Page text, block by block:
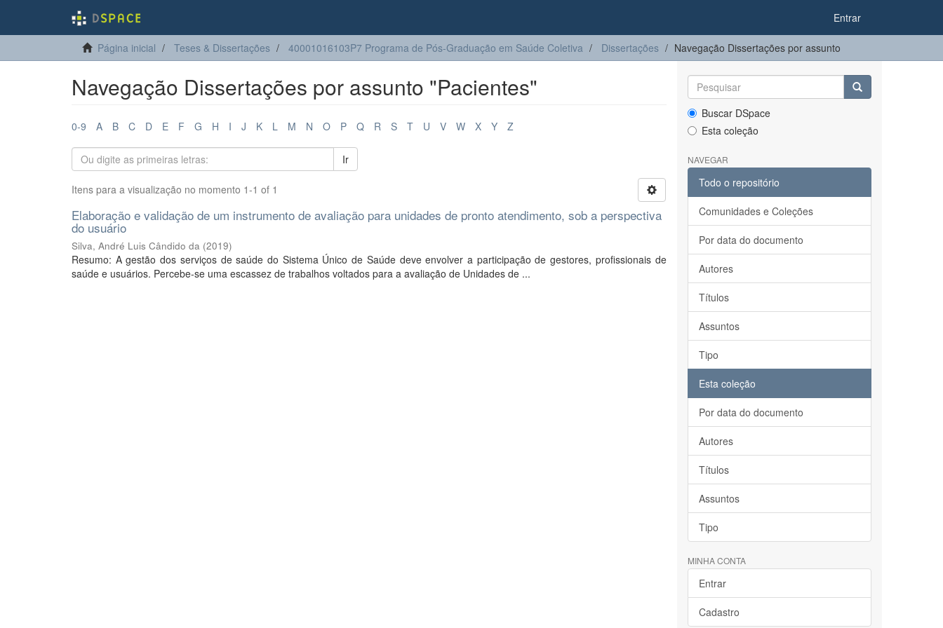
Entrar
Página inicial Teses & Dissertações 40001016103P7 Programa de Pós-Graduação em Saúde Coletiva Dissertações Navegação Dissertações por assunto
Navegação Dissertações por assunto "Pacientes"
0-9 A B C D E F G H I J K L M N O P Q R S T U V W X Y Z
Ir
Itens para a visualização no momento 1-1 of 1
Elaboração e validação de um instrumento de avaliação para unidades de pronto atendimento, sob a perspectiva
do usuário
Silva, André Luis Cândido da (2019)
Resumo: A gestão dos serviços de saúde do Sistema Único de Saúde deve envolver a participação de gestores, profissionais de
saúde e usuários. Percebe-se uma escassez de trabalhos voltados para a avaliação de Unidades de ...
Buscar DSpace
Esta coleção
NAVEGAR
Todo o repositório
Comunidades e Coleções
Por data do documento
Autores
Títulos
Assuntos
Tipo
Esta coleção
Por data do documento
Autores
Títulos
Assuntos
Tipo
MINHA CONTA
Entrar
Cadastro